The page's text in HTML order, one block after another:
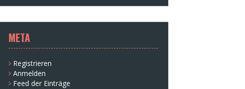
META
Registrieren
Anmelden
Feed der Einträge